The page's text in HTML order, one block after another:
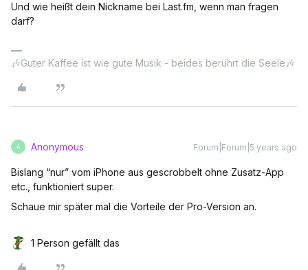
Und wie heißt dein Nickname bei Last.fm, wenn man fragen
darf?
🎶Guter Kaffee ist wie gute Musik - beides berührt die Seele🎶
A Anonymous Forum|Forum|5 years ago
Bislang “nur” vom iPhone aus gescrobbelt ohne Zusatz-App
etc., funktioniert super.
Schaue mir später mal die Vorteile der Pro-Version an.
1 Person gefällt das